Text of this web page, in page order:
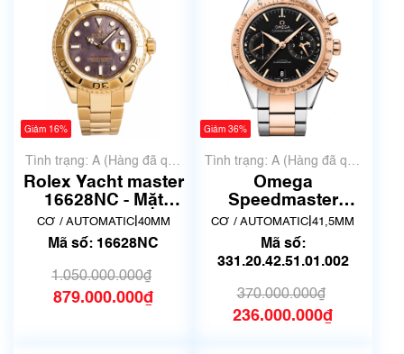
Giảm 16%
Tình trạng: A (Hàng đã qua
sử dụng nhưng rất đẹp,
không có xước)
Rolex Yacht master
16628NC - Mặt
khảm trai đen |
Hàng qua sử dụng
CƠ / AUTOMATIC| 40MM
Mã số: 16628NC
1.050.000.000₫
879.000.000₫
Giảm 36%
Tình trạng: A (Hàng đã qua
sử dụng nhưng rất đẹp,
không có xước)
Omega
Speedmaster
331.20.42.51.01.002
| Siêu lướt
CƠ / AUTOMATIC 41,5MM
Mã số:
331.20.42.51.01.002
370.000.000₫
236.000.000₫